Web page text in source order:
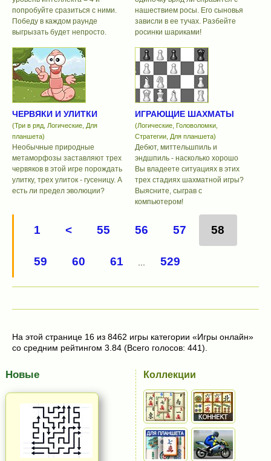
попробуйте сразиться с ними.
Победу в каждом раунде
выгрызать будет непросто.
нашествием росы. Его сыновья
зависли в ее тучах. Разбейте
росинки шариками!
ЧЕРВЯКИ И УЛИТКИ
(Три в ряд, Логические, Для
планшета)
Необычные природные
метаморфозы заставляют трех
червяков в этой игре порождать
улитку, трех улиток - гусеницу. А
есть ли предел эволюции?
ИГРАЮЩИЕ ШАХМАТЫ
(Логические, Головоломки,
Стратегии, Для планшета)
Дебют, миттельшпиль и
эндшпиль - насколько хорошо
Вы владеете ситуациях в этих
трех стадиях шахматной игры?
Выясните, сыграв с
компьютером!
1 < 55 56 57 58
59 60 61 529
На этой странице 16 из 8462 игры категории «Игры онлайн»
со средним рейтингом 3.84 (Всего голосов: 441).
Новые Коллекции